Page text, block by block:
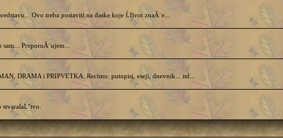
Ovo treba postaviti na daske koje Ĺľivot znaĂ¨e...
PreporuĂ¨ujem...
DRAMA i PRIPVETKA. Recimo: putopisi, eseji, dnevnik... itd...